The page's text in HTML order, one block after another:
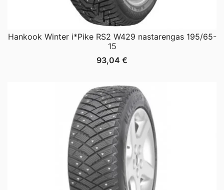
Hankook Winter i*Pike RS2 W429 nastarengas 195/65-
15
93,04 €